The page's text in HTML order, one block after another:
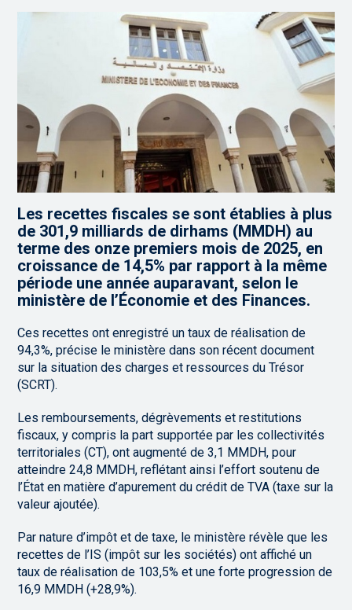
Les recettes fiscales se sont établies à plus
de 301,9 milliards de dirhams (MMDH) au
terme des onze premiers mois de 2025, en
croissance de 14,5% par rapport à la même
période une année auparavant, selon le
ministère de l’Économie et des Finances.
Ces recettes ont enregistré un taux de réalisation de
94,3%, précise le ministère dans son récent document
sur la situation des charges et ressources du Trésor
(SCRT).
Les remboursements, dégrèvements et restitutions
fiscaux, y compris la part supportée par les collectivités
territoriales (CT), ont augmenté de 3,1 MMDH, pour
atteindre 24,8 MMDH, reflétant ainsi l’effort soutenu de
l’État en matière d’apurement du crédit de TVA (taxe sur la
valeur ajoutée).
Par nature d’impôt et de taxe, le ministère révèle que les
recettes de l’IS (impôt sur les sociétés) ont affiché un
taux de réalisation de 103,5% et une forte progression de
16,9 MMDH (+28,9%).